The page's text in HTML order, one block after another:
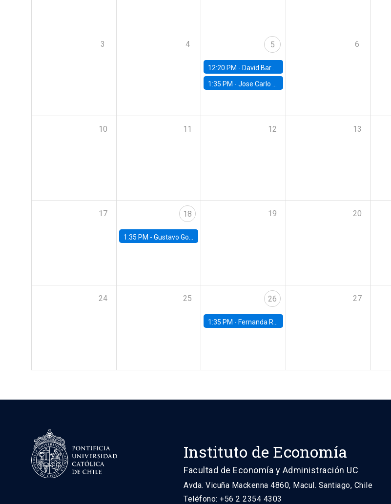
3 4 5
12:20 PM - David Bardey, Universidad de los Andes - CEDE
1:35 PM -Jose Carlo Bermudez, UC (ME) & World Bank
6
10 11 12 13
17 18
1:35 PM - Gustavo González, Banco Central de Chile
19 20
24 25 26
1:35 PM - Fernanda Rojas Ampuero, University of Wisconsin-Madison
27
Instituto de Economía
Facultad de Economía y Administración UC
Avda. Vicuña Mackenna 4860, Macul. Santiago, Chile
Teléfono: +56 2 2354 4303